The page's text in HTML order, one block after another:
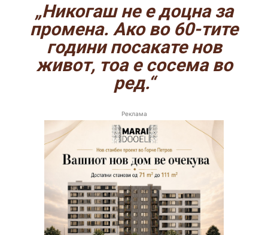
„Никогаш не е доцна за
промена. Ако во 60-тите
години посакате нов
живот, тоа е сосема во
ред.“
Реклама